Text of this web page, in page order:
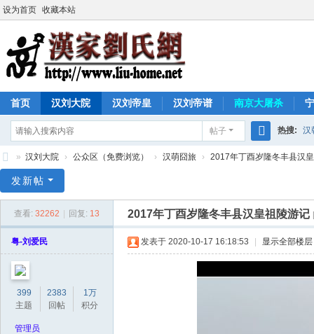
设为首页 收藏本站
首页 汉刘大院 汉刘帝皇 汉刘帝谱 南京大屠杀
帖子
搜
热搜: 汉
家
» 汉刘大院 › 公众区（免费浏览） › 汉萌囧旅 › 2017年丁酉岁隆冬丰县汉
发新帖
查看: 32262 回复: 13 2017年丁酉岁隆冬丰县汉皇祖陵游记
粤-刘爱民
399
主题
2383
回帖
1万
积分
管理员
发表于 2020-10-17 16:18:53 显示全部楼层